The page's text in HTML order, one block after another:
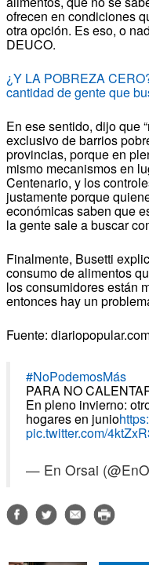
ofrecen en condiciones
otra opción. Es eso, o
DEUCO.
¿Y LA POBREZA
cantidad de gente que
En ese sentido, dijo que
exclusivo de barrios
provincias, porque en
mismo mecanismos en
Centenario, y los
justamente porque
económicas saben que
la gente sale a buscar
Finalmente, Busetti
consumo de alimentos
los consumidores están
entonces hay un
Fuente:
#NoPodemosMás
PARA NO
En pleno invierno:
hogares en junio
pic.twitter.com/
— En Orsai